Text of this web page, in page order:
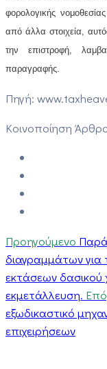
φορολογικής
από άλλα στοιχεία,
την επιστροφή,
παραγραφής.
Πηγή:
Κοινοποίηση
Προηγούμενο
διαγραμμάτων για
εκτάσεων δασικού
εκμετάλλευση.
εξωδικαστικό
επιχειρήσεων